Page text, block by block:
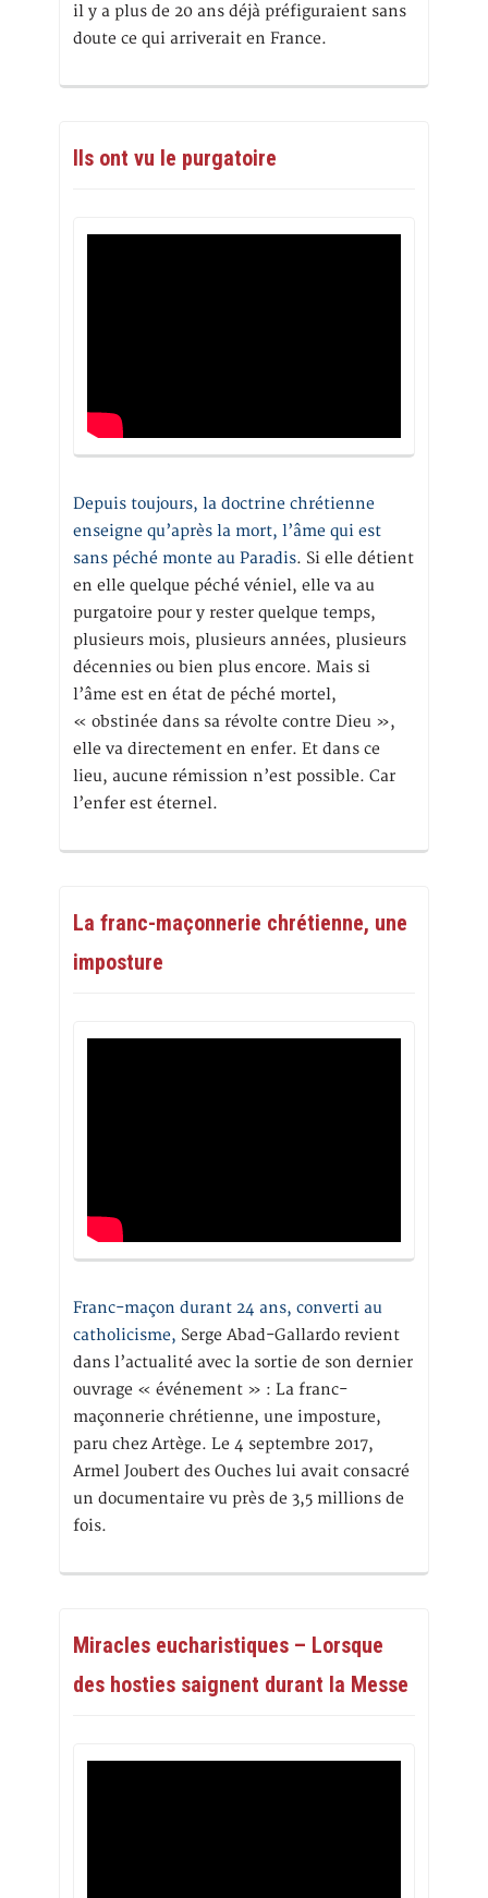
il y a plus de 20 ans déjà préfiguraient sans
doute ce qui arriverait en France.
Ils ont vu le purgatoire
Depuis toujours, la doctrine chrétienne
enseigne qu’après la mort, l’âme qui est
sans péché monte au Paradis. Si elle détient
en elle quelque péché véniel, elle va au
purgatoire pour y rester quelque temps,
plusieurs mois, plusieurs années, plusieurs
décennies ou bien plus encore. Mais si
l’âme est en état de péché mortel,
« obstinée dans sa révolte contre Dieu »,
elle va directement en enfer. Et dans ce
lieu, aucune rémission n’est possible. Car
l’enfer est éternel.
La franc-maçonnerie chrétienne, une
imposture
Franc-maçon durant 24 ans, converti au
catholicisme, Serge Abad-Gallardo revient
dans l’actualité avec la sortie de son dernier
ouvrage « événement » : La franc-
maçonnerie chrétienne, une imposture,
paru chez Artège. Le 4 septembre 2017,
Armel Joubert des Ouches lui avait consacré
un documentaire vu près de 3,5 millions de
fois.
Miracles eucharistiques – Lorsque
des hosties saignent durant la Messe